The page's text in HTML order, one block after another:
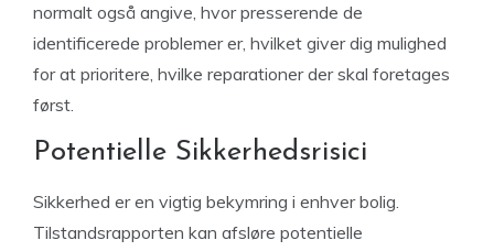
normalt også angive, hvor presserende de
identificerede problemer er, hvilket giver dig mulighed
for at prioritere, hvilke reparationer der skal foretages
først.
Potentielle Sikkerhedsrisici
Sikkerhed er en vigtig bekymring i enhver bolig.
Tilstandsrapporten kan afsløre potentielle